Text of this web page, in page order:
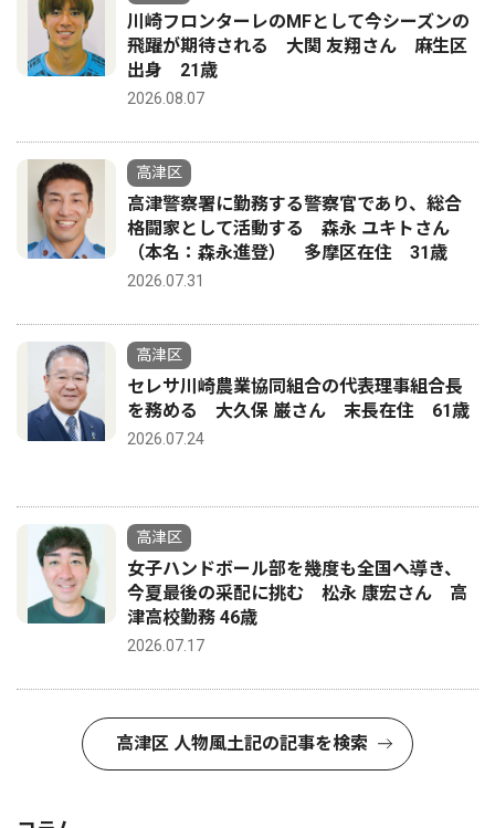
川崎フロンターレのMFとして今シーズンの
飛躍が期待される 大関 友翔さん 麻生区
出身 21歳
2026.08.07
高津区
高津警察署に勤務する警察官であり、総合
格闘家として活動する 森永 ユキトさん
（本名：森永進登） 多摩区在住 31歳
2026.07.31
高津区
セレサ川崎農業協同組合の代表理事組合長
を務める 大久保 巌さん 末長在住 61歳
2026.07.24
高津区
女子ハンドボール部を幾度も全国へ導き、
今夏最後の采配に挑む 松永 康宏さん 高
津高校勤務 46歳
2026.07.17
高津区 人物風土記の記事を検索